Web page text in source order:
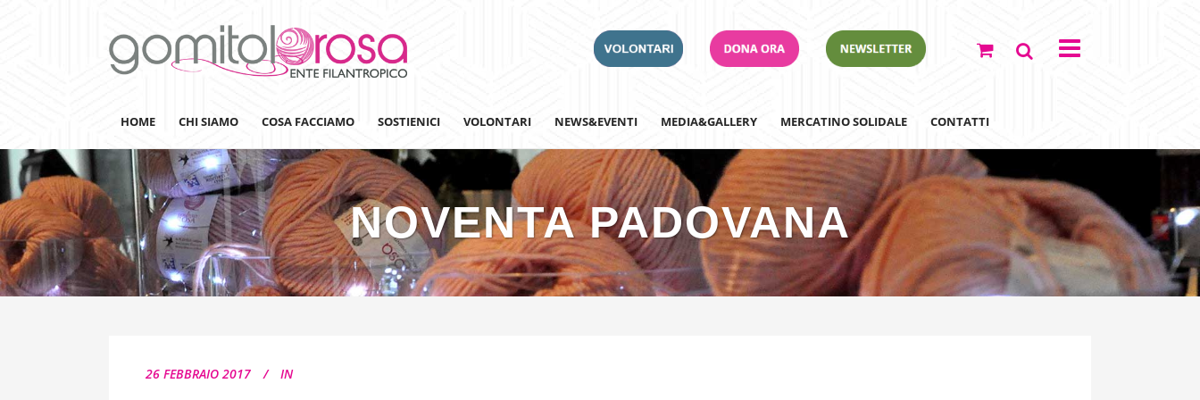
HOME CHI SIAMO COSA FACCIAMO
Lanaterapia
Ricerca
Sensibilizzazione
SOSTIENICI
Adotta un Ospedale
Team Building
VOLONTARI NEWS&EVENTI MEDIA&GALLERY MERCATINO SOLIDALE CONTATTI
NOVENTA PADOVANA
26 FEBBRAIO 2017 IN